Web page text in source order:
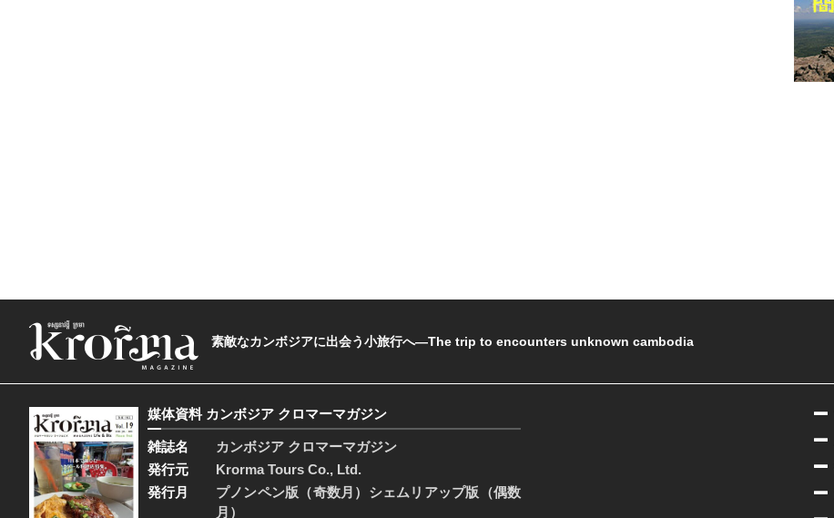
素敵なカンボジアに出会う小旅行へ―The trip to encounters unknown cambodia
媒体資料 カンボジア クロマーマガジン
雑誌名
カンボジア クロマーマガジン
発行元
Krorma Tours Co., Ltd.
発行月
プノンペン版（奇数月）シェムリアップ版（偶数
月）